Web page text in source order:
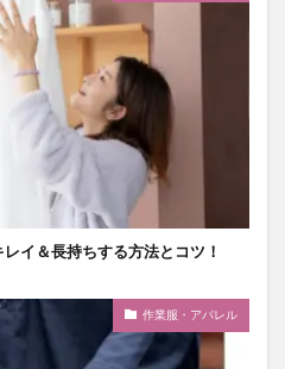
イ＆長持ちする方法とコツ！
作業服・アパレル